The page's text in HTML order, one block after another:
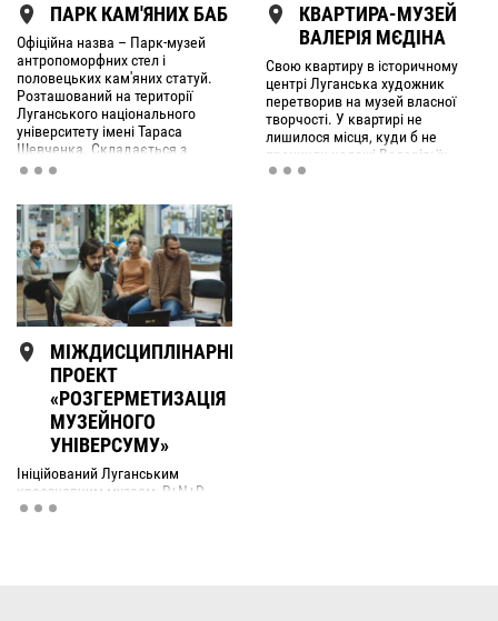
ПАРК КАМ'ЯНИХ БАБ
Офіційна назва – Парк-музей
антропоморфних стел і
половецьких кам'яних статуй.
Розташований на території
Луганського національного
університету імені Тараса
Шевченка. Складається з
колекцій антропоморфних стел
століття до н. е.
КВАРТИРА-МУЗЕЙ
ВАЛЕРІЯ МЄДІНА
Свою квартиру в історичному
центрі Луганська художник
перетворив на музей власної
творчості. У квартирі не
лишилося місця, куди б не
проникли колажі Валерія: їх
можна знайти й у вбиральні.
МІЖДИСЦИПЛІНАРНИЙ
ПРОЕКТ
«РОЗГЕРМЕТИЗАЦІЯ
МУЗЕЙНОГО
УНІВЕРСУМУ»
Ініційований Луганським
краєзнавчим музеєм, R+N+D
кластером та групою «Луганда-